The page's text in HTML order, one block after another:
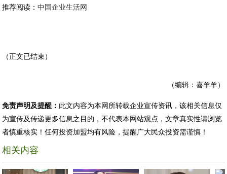
推荐阅读：中国企业生活网
（正文已结束）
（编辑：喜羊羊）
免责声明及提醒： 此文内容为本网所转载企业宣传资讯，该相关信息仅
为宣传及传递更多信息之目的，不代表本网站观点，文章真实性请浏览
者慎重核实！任何投资加盟均有风险，提醒广大民众投资需谨慎！
相关内容